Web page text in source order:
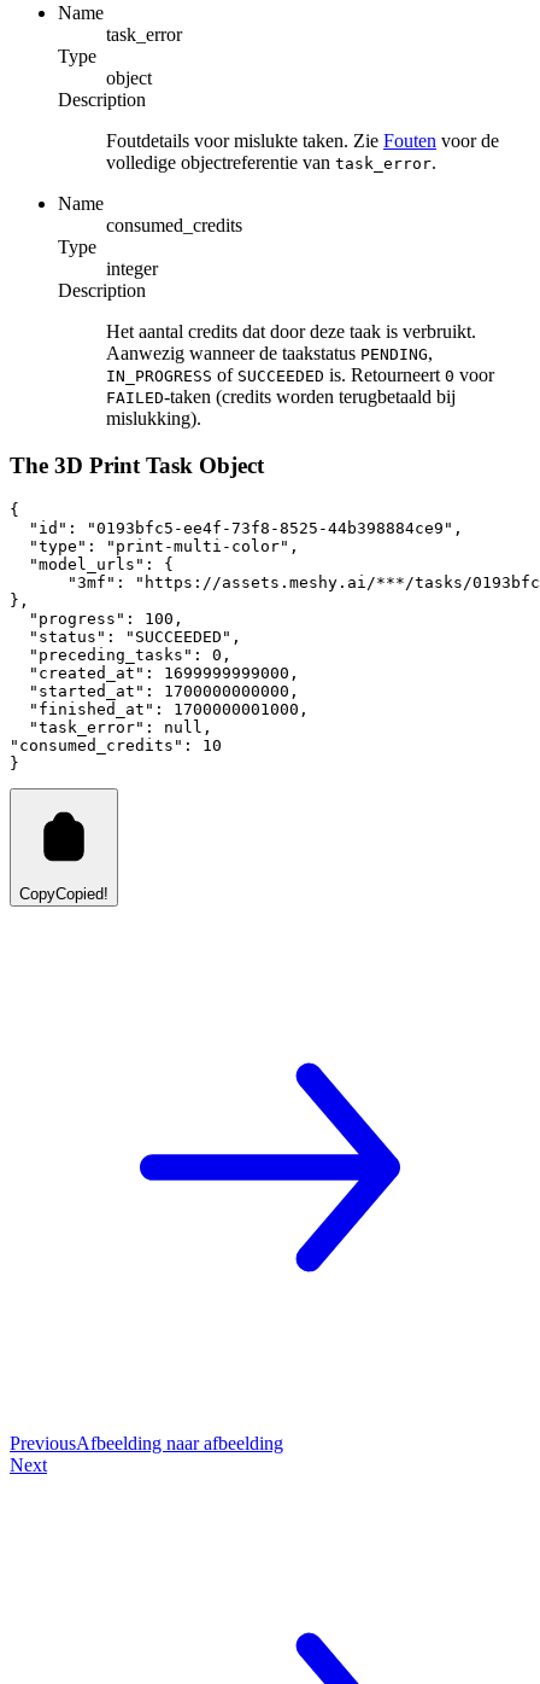
Name
task_error
Type
object
Description
Foutdetails voor mislukte taken. Zie Fouten voor de
volledige objectreferentie van task_error.
Name
consumed_credits
Type
integer
Description
Het aantal credits dat door deze taak is verbruikt.
Aanwezig wanneer de taakstatus PENDING,
IN_PROGRESS of SUCCEEDED is. Retourneert 0 voor
FAILED-taken (credits worden terugbetaald bij
mislukking).
The 3D Print Task Object
{
"id" : "0193bfc5-ee4f-73f8-8525-44b398884ce9" ,
"type" : "print-multi-color" ,
"model_urls" :
{
"3mf" :
"https://assets.meshy.ai/***/tasks/
} ,
"progress" : 100 ,
"status" : "SUCCEEDED" ,
"preceding_tasks" : 0 ,
"created_at" : 1699999999000 ,
"started_at" : 1700000000000 ,
"finished_at" : 1700000001000 ,
"task_error" : null ,
"consumed_credits" :
10
}
CopyCopied!
PreviousAfbeelding naar afbeelding
Next